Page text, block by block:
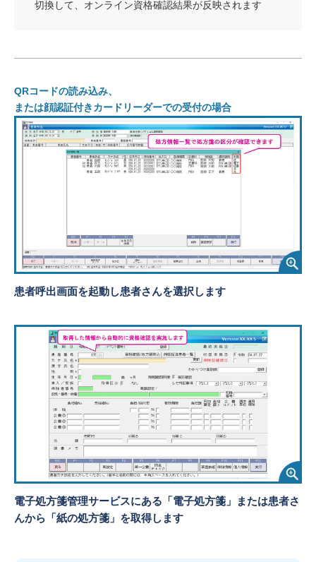
切換して、オンライン資格確認結果が反映されます
QRコードの読み込み、
または顔認証付きカードリーダーでの受付の場合
患者呼出画面を起動し患者さんを選択します
電子処方箋管理サービスにある「電子処方箋」または患者さ
んから「紙の処方箋」を取得します